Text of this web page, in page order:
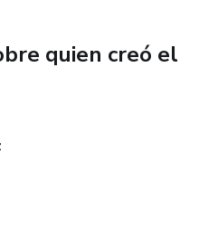
quien creó el